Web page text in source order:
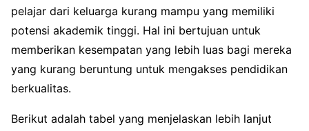
pelajar dari keluarga kurang mampu yang memiliki
potensi akademik tinggi. Hal ini bertujuan untuk
memberikan kesempatan yang lebih luas bagi mereka
yang kurang beruntung untuk mengakses pendidikan
berkualitas.
Berikut adalah tabel yang menjelaskan lebih lanjut